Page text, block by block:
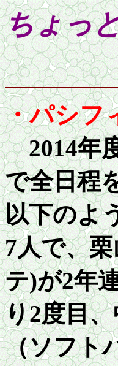
ちょ
・パシフ
2014年
で全日程
以下のよ
7人で、
テ)が2年
り2度目、
（ソフト